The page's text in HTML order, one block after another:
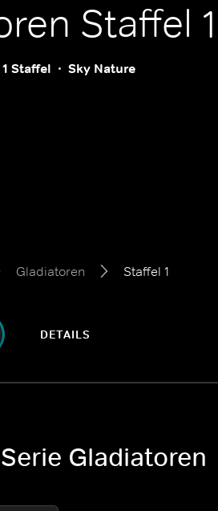
Staffel 1
1 Staffel Sky Nature
Gladiatoren Staffel 1
DETAILS
Gladiatoren